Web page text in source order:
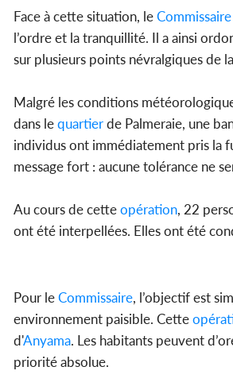
Face à cette situation, leCommissaire
l’ordre et la tranquillité. Il a ainsi
sur plusieurs points névralgiques de
Malgré les conditions
dans lequartierde Palmeraie, une
individus ont immédiatement pris la
message fort : aucune tolérance ne
Au cours de cetteopération, 22
ont été interpellées. Elles ont été
Pour leCommissaire, l’objectif est
environnement paisible. Cette
d'Anyama. Les habitants peuvent
priorité absolue.